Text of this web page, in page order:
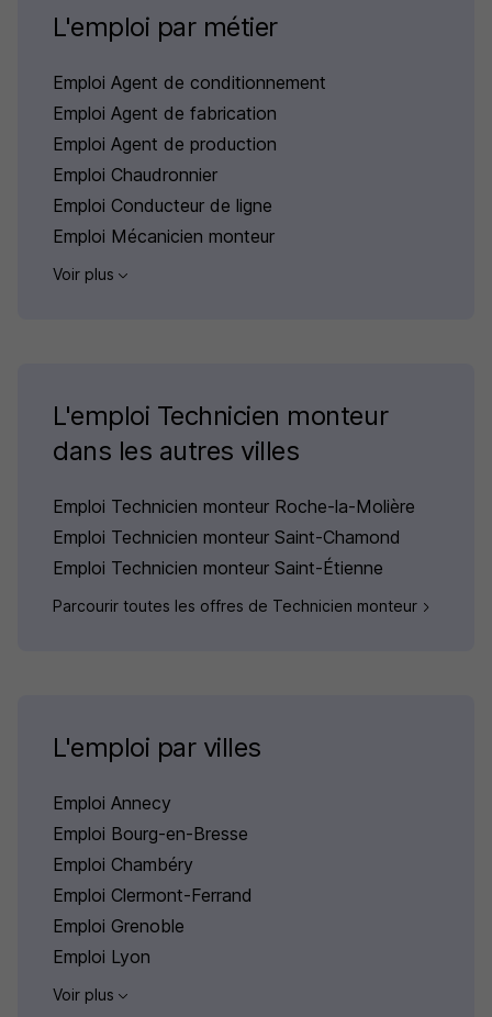
L'emploi par métier
Emploi Agent de conditionnement
Emploi Agent de fabrication
Emploi Agent de production
Emploi Chaudronnier
Emploi Conducteur de ligne
Emploi Mécanicien monteur
Voir plus
L'emploi Technicien monteur
dans les autres villes
Emploi Technicien monteur Roche-la-Molière
Emploi Technicien monteur Saint-Chamond
Emploi Technicien monteur Saint-Étienne
Parcourir toutes les offres de Technicien monteur
L'emploi par villes
Emploi Annecy
Emploi Bourg-en-Bresse
Emploi Chambéry
Emploi Clermont-Ferrand
Emploi Grenoble
Emploi Lyon
Voir plus